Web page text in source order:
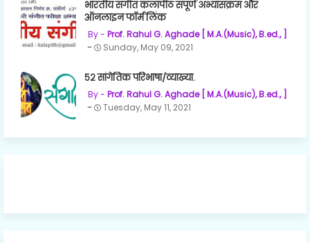
भारतीय संगीत कलापीठ संपूर्ण अभ्यासक्रम और
ऑनलाइन फॉर्म लिंक
Prof. Rahul G. Aghade [ M.A.(Music), B.ed., ]
Sunday, May 09, 2021
५२ सांगेतिक परिभाषा/व्याख्या.
Prof. Rahul G. Aghade [ M.A.(Music), B.ed., ]
Tuesday, May 11, 2021